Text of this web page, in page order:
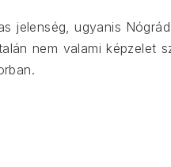
jelenség, ugyanis
nem valami képzelet